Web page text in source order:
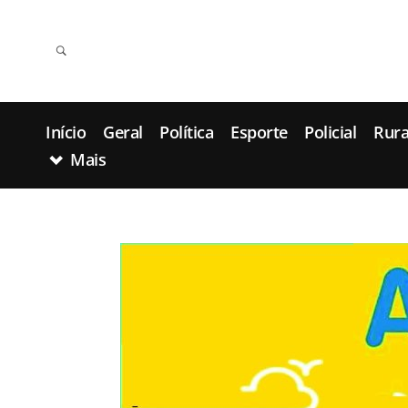
Início Geral Política Esporte Policial
Mais